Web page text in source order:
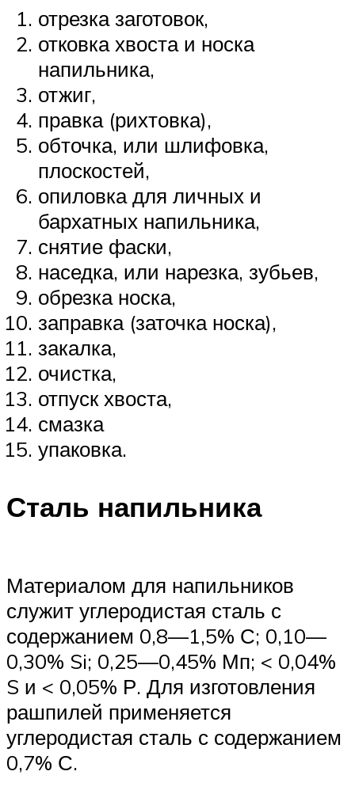
отрезка заготовок,
отковка хвоста и носка
напильника,
отжиг,
правка (рихтовка),
обточка, или шлифовка,
плоскостей,
опиловка для личных и
бархатных напильника,
снятие фаски,
наседка, или нарезка, зубьев,
обрезка носка,
заправка (заточка носка),
закалка,
очистка,
отпуск хвоста,
смазка
упаковка.
Сталь напильника
Материалом для напильников
служит углеродистая сталь с
содержанием 0,8—1,5% С; 0,10—
0,30% Si; 0,25—0,45% Мп; < 0,04%
S и < 0,05% Р. Для изготовления
рашпилей применяется
углеродистая сталь с содержанием
0,7% С.